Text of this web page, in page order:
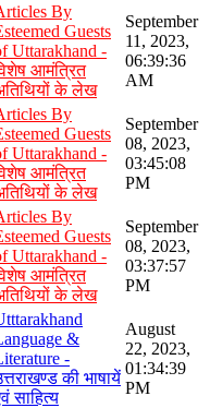
By
Guests
Uttarakhand -
आमंत्रित
के लेख
September
11, 2023,
06:39:36
AM
By
Guests
Uttarakhand -
आमंत्रित
के लेख
September
08, 2023,
03:45:08
PM
By
Guests
Uttarakhand -
आमंत्रित
के लेख
September
08, 2023,
03:37:57
PM
&
-
की भाषायें
साहित्य
August
22, 2023,
01:34:39
PM